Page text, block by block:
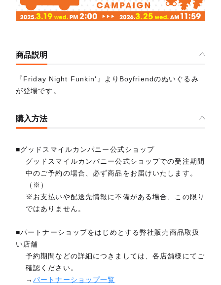
商品説明
『Friday Night Funkin'』よりBoyfriendのぬいぐるみ
が登場です。
購入方法
■グッドスマイルカンパニー公式ショップ
グッドスマイルカンパニー公式ショップでの受注期間
中のご予約の場合、必ず商品をお届けいたします。
（※）
※お支払いや配送先情報に不備がある場合、この限り
ではありません。
■パートナーショップをはじめとする弊社販売商品取扱
い店舗
予約期間などの詳細につきましては、各店舗様にてご
確認ください。
→パートナーショップ一覧